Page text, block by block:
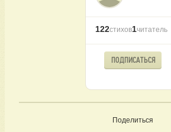
122стихов1читатель
ПОДПИСАТЬСЯ
Поделиться